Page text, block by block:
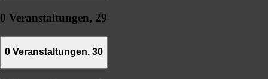
0 Veranstaltungen, 29
0 Veranstaltungen, 30